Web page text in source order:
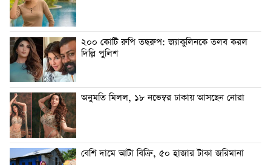
২০০ কোটি রুপি তছরুপ: জ্যাকুলিনকে তলব করল
দিল্লি পুলিশ
অনুমতি মিলল, ১৮ নভেম্বর ঢাকায় আসছেন নোরা
বেশি দামে আটা বিক্রি, ৫০ হাজার টাকা জরিমানা